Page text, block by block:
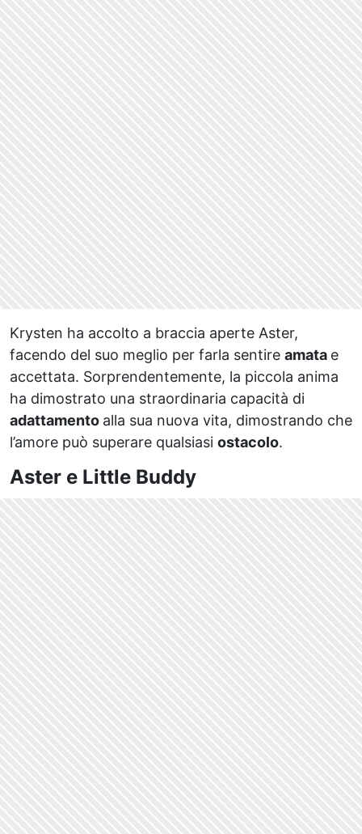
Krysten ha accolto a braccia aperte Aster,
facendo del suo meglio per farla sentire amata e
accettata. Sorprendentemente, la piccola anima
ha dimostrato una straordinaria capacità di
adattamento alla sua nuova vita, dimostrando che
l’amore può superare qualsiasi ostacolo.
Aster e Little Buddy